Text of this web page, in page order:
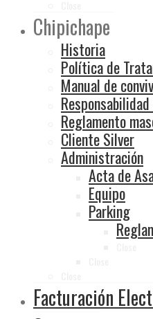
Chipichape
Historia
Política de
Manual de
Reglamento
Cliente Silver
Administración
Acta de
Equipo
Parking
Facturación